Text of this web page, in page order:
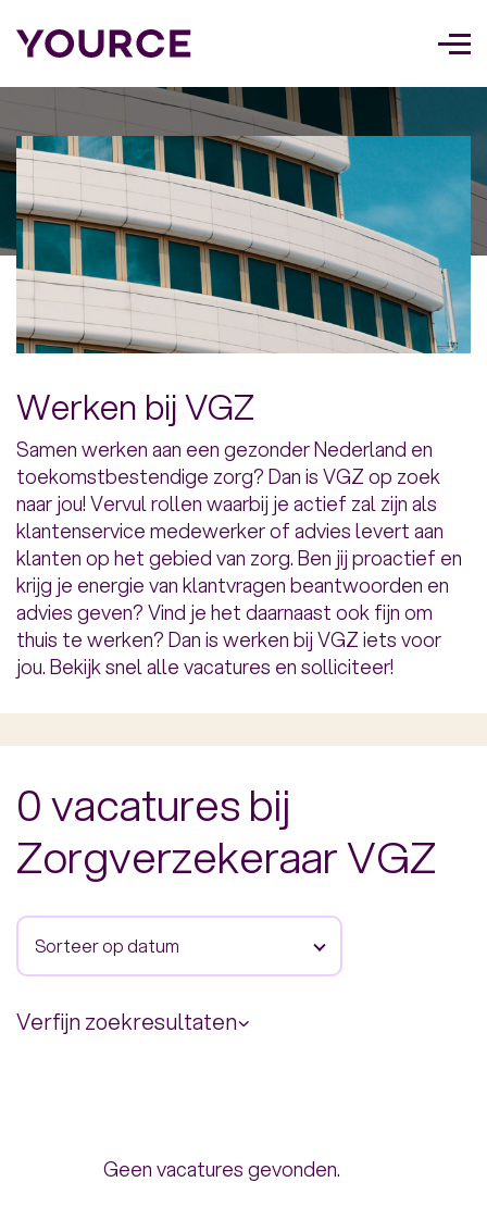
Werken bij VGZ
Samen werken aan een gezonder Nederland en
toekomstbestendige zorg? Dan is VGZ op zoek
naar jou! Vervul rollen waarbij je actief zal zijn als
klantenservice medewerker of advies levert aan
klanten op het gebied van zorg. Ben jij proactief en
krijg je energie van klantvragen beantwoorden en
advies geven? Vind je het daarnaast ook fijn om
thuis te werken? Dan is werken bij VGZ iets voor
jou. Bekijk snel alle vacatures en solliciteer!
0 vacatures bij
Zorgverzekeraar VGZ
Sorteer op datum
Verfijn zoekresultaten
Geen vacatures gevonden.